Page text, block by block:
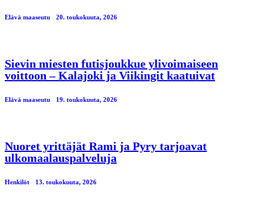
Elävä maaseutu 20. toukokuuta, 2026
Sievin miesten futisjoukkue ylivoimaiseen
voittoon – Kalajoki ja Viikingit kaatuivat
Elävä maaseutu 19. toukokuuta, 2026
Nuoret yrittäjät Rami ja Pyry tarjoavat
ulkomaalauspalveluja
Henkilöt 13. toukokuuta, 2026